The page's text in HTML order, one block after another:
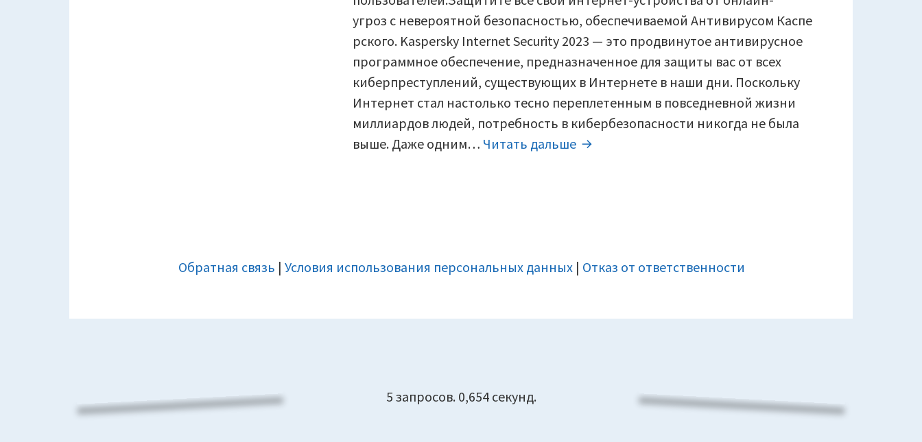
свежие
ключи
2023.
угроз с невероятной безопасностью, обеспечиваемой Антивирусом Каспе
рского. Kaspersky Internet Security 2023 — это продвинутое антивирусное
программное обеспечение, предназначенное для защиты вас от всех
киберпреступлений, существующих в Интернете в наши дни. Поскольку
Интернет стал настолько тесно переплетенным в повседневной жизни
миллиардов людей, потребность в кибербезопасности никогда не была
выше. Даже одним… Читать дальше Kaspersky
Обратная связь |Условия использования персональных данных | Отказ от ответственности
5 запросов. 0,654 секунд.